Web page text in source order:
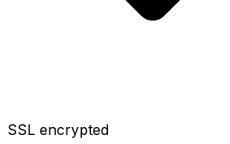
SSL encrypted